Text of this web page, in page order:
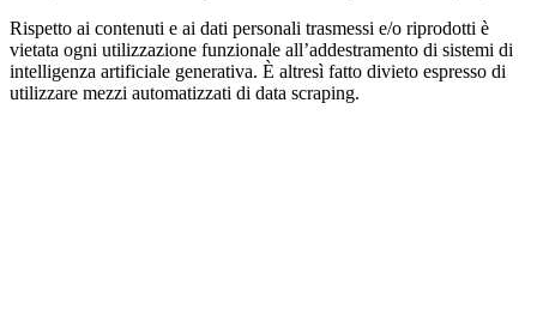
Rispetto ai contenuti e ai dati personali trasmessi e/o riprodotti è
vietata ogni utilizzazione funzionale all’addestramento di sistemi di
intelligenza artificiale generativa. È altresì fatto divieto espresso di
utilizzare mezzi automatizzati di data scraping.